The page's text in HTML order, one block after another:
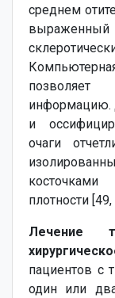
среднем
выраженный
информацию.
и
очаги
плотности [49,
Лечение
пациентов с
один или